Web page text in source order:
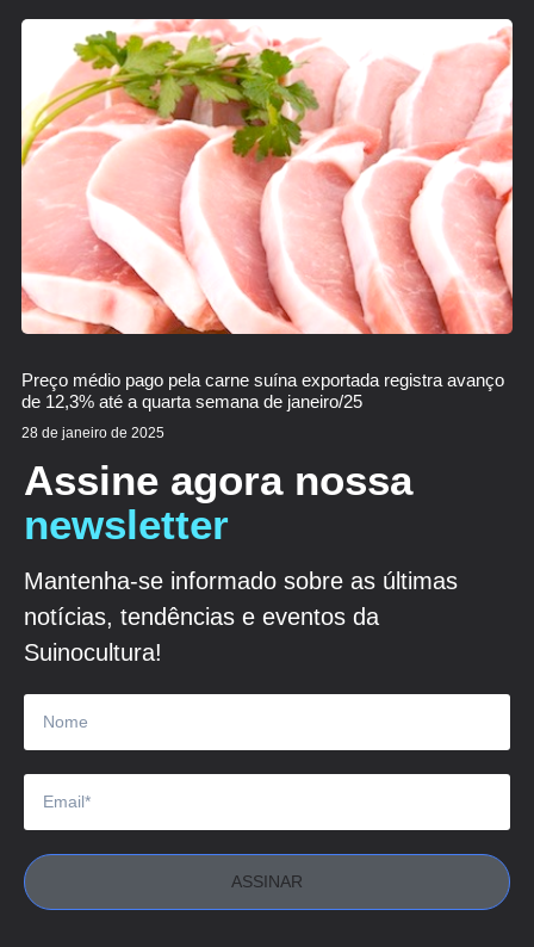
Preço médio pago pela carne suína exportada registra avanço
de 12,3% até a quarta semana de janeiro/25
28 de janeiro de 2025
Assine agora nossa
newsletter
Mantenha-se informado sobre as últimas
notícias, tendências e eventos da
Suinocultura!
ASSINAR